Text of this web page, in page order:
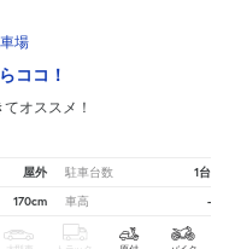
場
ココ！
オススメ！
屋外 駐車台数 1台
170cm 車高 -